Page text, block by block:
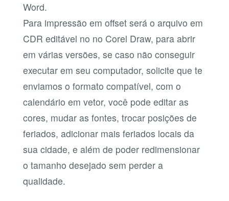
Word.
Para impressão em offset será o arquivo em
CDR editável no no Corel Draw, para abrir
em várias versões, se caso não conseguir
executar em seu computador, solicite que te
enviamos o formato compatível, com o
calendário em vetor, você pode editar as
cores, mudar as fontes, trocar posições de
feriados, adicionar mais feriados locais da
sua cidade, e além de poder redimensionar
o tamanho desejado sem perder a
qualidade.